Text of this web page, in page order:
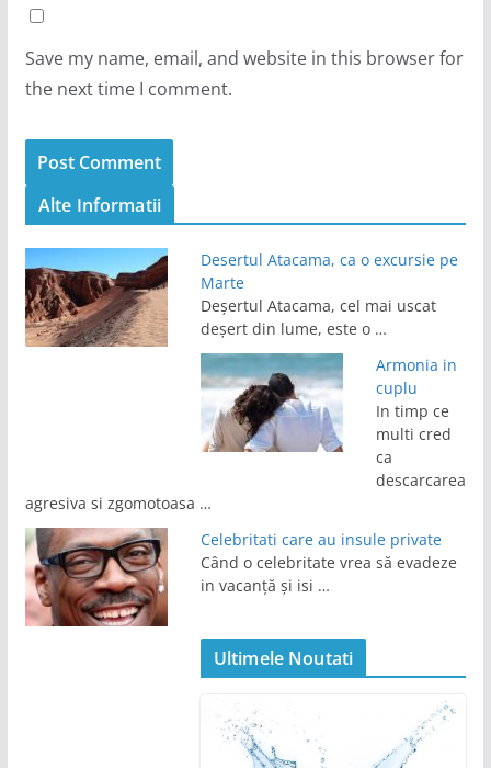
Save my name, email, and website in this browser for
the next time I comment.
Alte Informatii
Desertul Atacama, ca o excursie pe
Marte
Deșertul Atacama, cel mai uscat
deșert din lume, este o …
Armonia in
cuplu
In timp ce
multi cred
ca
descarcarea
agresiva si zgomotoasa …
Celebritati care au insule private
Când o celebritate vrea să evadeze
in vacanță și isi …
Ultimele Noutati